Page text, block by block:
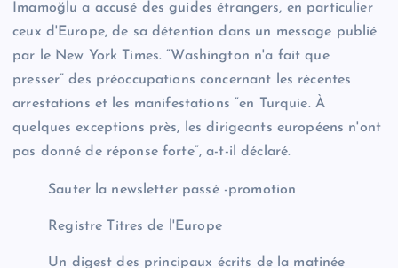
Imamoğlu a accusé des guides étrangers, en particulier
ceux d'Europe, de sa détention dans un message publié
par le New York Times. “Washington n'a fait que
presser” des préoccupations concernant les récentes
arrestations et les manifestations “en Turquie. À
quelques exceptions près, les dirigeants européens n'ont
pas donné de réponse forte”, a-t-il déclaré.
Sauter la newsletter passé -promotion
Registre Titres de l'Europe
Un digest des principaux écrits de la matinée